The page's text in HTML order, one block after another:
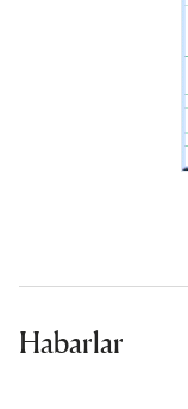
Habarlar